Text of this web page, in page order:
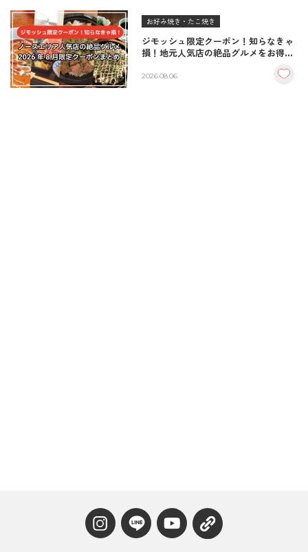
お好み焼き・たこ焼き
ジモッシュ限定クーポン！知らなきゃ
損！地元人気店の絶品グルメをお得に
2026.08.06